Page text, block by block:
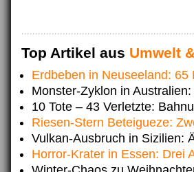
Top Artikel aus Umwelt
Erdbeben in Neuseeland: 65
Monster-Zyklon in
10 Tote – 43 Verletzte:
Riesen-Stern Beteigueze:
Vulkan-Ausbruch in Sizilien:
Horror-Krater in Essen: Drei